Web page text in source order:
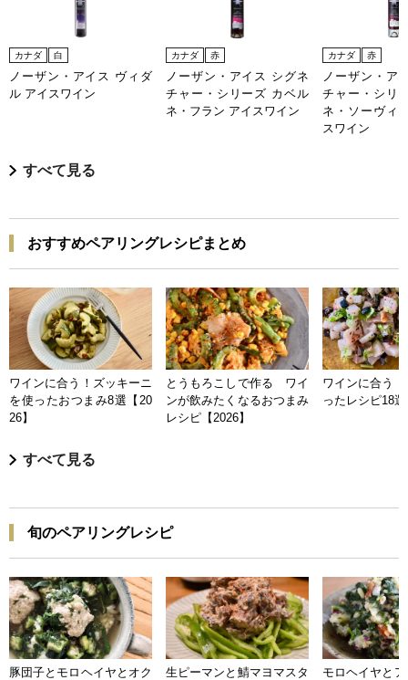
カナダ 白
ノーザン・アイス ヴィダ
ル アイスワイン
カナダ 赤
ノーザン・アイス シグネ
チャー・シリーズ カベル
ネ・フラン アイスワイン
カナダ 赤
ノーザン・ア
チャー・シリ
ネ・ソーヴィ
スワイン
すべて見る
おすすめペアリングレシピまとめ
ワインに合う！ズッキーニ
を使ったおつまみ8選【20
26】
とうもろこしで作る ワイ
ンが飲みたくなるおつまみ
レシピ【2026】
ワインに合う
ったレシピ18
すべて見る
旬のペアリングレシピ
豚団子とモロヘイヤとオク
生ピーマンと鯖マヨマスタ
モロヘイヤと